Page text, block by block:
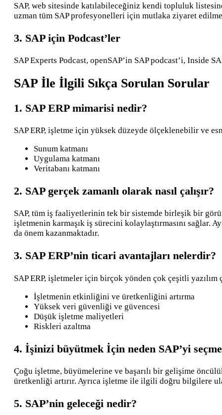
SAP, web sitesinde katılabileceğiniz kendi topluluk
uzman tüm SAP profesyonelleri için mutlaka ziyaret
3. SAP için Podcast’ler
SAP Experts Podcast, openSAP’in SAP podcast’i, Inside
SAP İle İlgili Sıkça Sorulan Sorular
1. SAP ERP mimarisi nedir?
SAP ERP, işletme için yüksek düzeyde ölçeklenebilir ve
Sunum katmanı
Uygulama katmanı
Veritabanı katmanı
2. SAP gerçek zamanlı olarak nasıl çalışır?
SAP, tüm iş faaliyetlerinin tek bir sistemde birleşik bir
işletmenin karmaşık iş sürecini kolaylaştırmasını sağlar.
da önem kazanmaktadır.
3. SAP ERP’nin ticari avantajları nelerdir?
SAP ERP, işletmeler için birçok yönden çok çeşitli
İşletmenin etkinliğini ve üretkenliğini artırma
Yüksek veri güvenliği ve güvencesi
Düşük işletme maliyetleri
Riskleri azaltma
4. İşinizi büyütmek İçin neden SAP’yi
Çoğu işletme, büyümelerine ve başarılı bir gelişime
üretkenliği artırır. Ayrıca işletme ile ilgili doğru bilgilere
5. SAP’nin geleceği nedir?